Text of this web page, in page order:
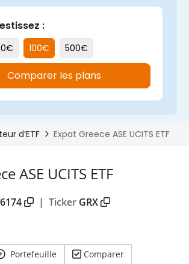
ASE UCITS ETF
| Ticker GRX
Portefeuille Comparer